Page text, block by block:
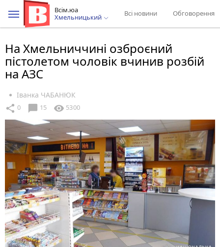
Всім.юа
Хмельницький
Всі новини Обговорення
На Хмельниччині озброєний
пістолетом чоловік вчинив розбій
на АЗС
Іванка ЧАБАНЮК
share 0 chat_bubble 15 visibility 5300